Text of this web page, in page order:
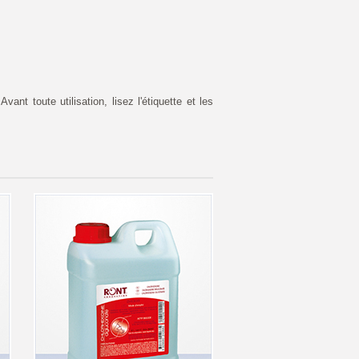
toute utilisation, lisez l'étiquette et les